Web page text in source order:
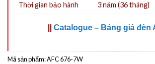
Thời gian bảo hành
3 năm (36 tháng)
Catalogue – Bảng giá đèn
Mã sản phẩm:AFC 676-7W